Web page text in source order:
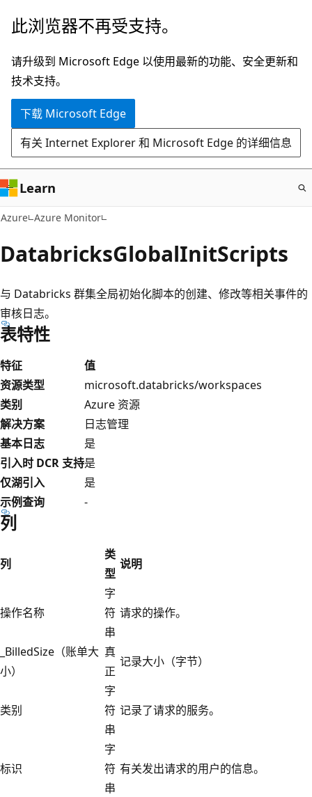
跳
主
要
内
此浏览器不再受支持。
请升级到 Microsoft Edge 以使用最新的功能、安全更新和
技术支持。
下载 Microsoft Edge
有关 Internet Explorer 和 Microsoft Edge 的详细信息
Learn
Azure Azure Monitor
DatabricksGlobalInitScripts
与 Databricks 群集全局初始化脚本的创建、修改等相关事件的
审核日志。
表特性
特征
值
资源类型
microsoft.databricks/workspaces
类别
Azure 资源
解决方案
日志管理
基本日志
是
引入时 DCR 支持是
仅湖引入
是
示例查询
-
列
列
类
型
说明
操作名称
字
符
串
请求的操作。
_BilledSize（账单大
小）
真
正
记录大小（字节）
类别
字
符
串
记录了请求的服务。
标识
字
符
串
有关发出请求的用户的信息。